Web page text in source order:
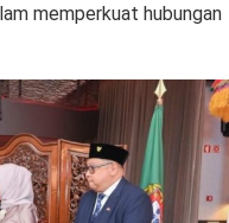
memperkuat hubungan